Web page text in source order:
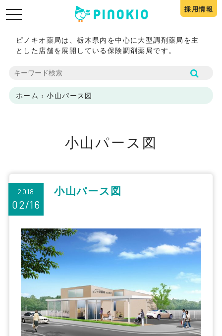
toggle
採用情報
ピノキオ薬局は、栃木県内を中心に大型調剤薬局を主
とした店舗を展開している保険調剤薬局です。
ホーム › 小山パース図
小山パース図
2018
02/16
小山パース図